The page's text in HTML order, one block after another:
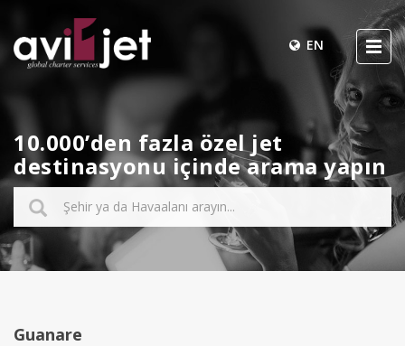
EN
10.000’den fazla özel jet
destinasyonu içinde arama yapın
Guanare